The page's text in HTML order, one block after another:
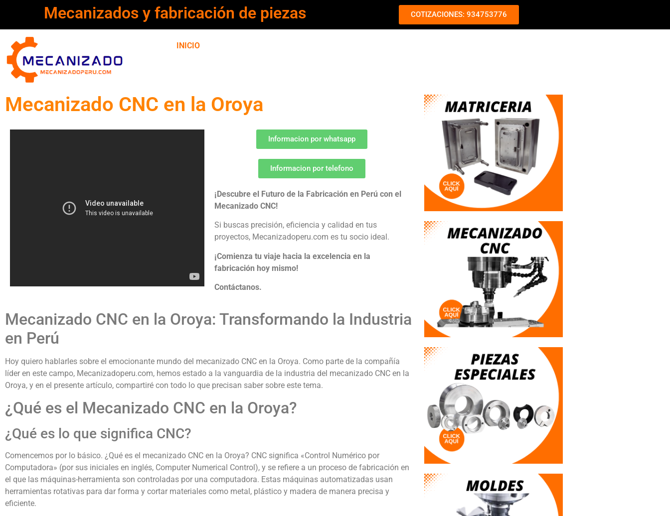
Mecanizados y fabricación de piezas COTIZACIONES: 934753776
INICIO
Mecanizado CNC en la Oroya
Informacion por whatsapp
Informacion por telefono
¡Descubre el Futuro de la Fabricación en Perú con el
Mecanizado CNC!
Si buscas precisión, eficiencia y calidad en tus
proyectos, Mecanizadoperu.com es tu socio ideal.
¡Comienza tu viaje hacia la excelencia en la
fabricación hoy mismo!
Contáctanos.
Mecanizado CNC en la Oroya: Transformando la Industria
en Perú
Hoy quiero hablarles sobre el emocionante mundo del mecanizado CNC en la Oroya. Como parte de la compañía
líder en este campo, Mecanizadoperu.com, hemos estado a la vanguardia de la industria del mecanizado CNC en la
Oroya, y en el presente artículo, compartiré con todo lo que precisan saber sobre este tema.
¿Qué es el Mecanizado CNC en la Oroya?
¿Qué es lo que significa CNC?
Comencemos por lo básico. ¿Qué es el mecanizado CNC en la Oroya? CNC significa «Control Numérico por
Computadora» (por sus iniciales en inglés, Computer Numerical Control), y se refiere a un proceso de fabricación en
el que las máquinas-herramienta son controladas por una computadora. Estas máquinas automatizadas usan
herramientas rotativas para dar forma y cortar materiales como metal, plástico y madera de manera precisa y
eficiente.